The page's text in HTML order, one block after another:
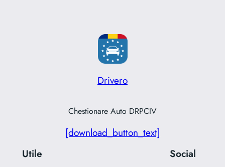
Drivero
Chestionare Auto DRPCIV
[download_button_text]
Utile
Social